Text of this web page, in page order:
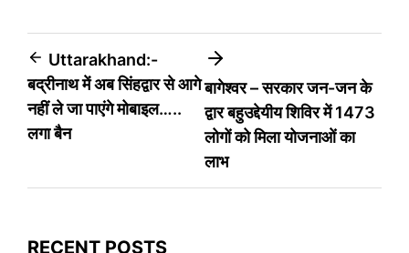
Post
navigation
Uttarakhand:-
बद्रीनाथ में अब सिंहद्वार से आगे
नहीं ले जा पाएंगे मोबाइल…..
लगा बैन
बागेश्वर – सरकार जन-जन के
द्वार बहुउद्देयीय शिविर में 1473
लोगों को मिला योजनाओं का
लाभ
RECENT POSTS